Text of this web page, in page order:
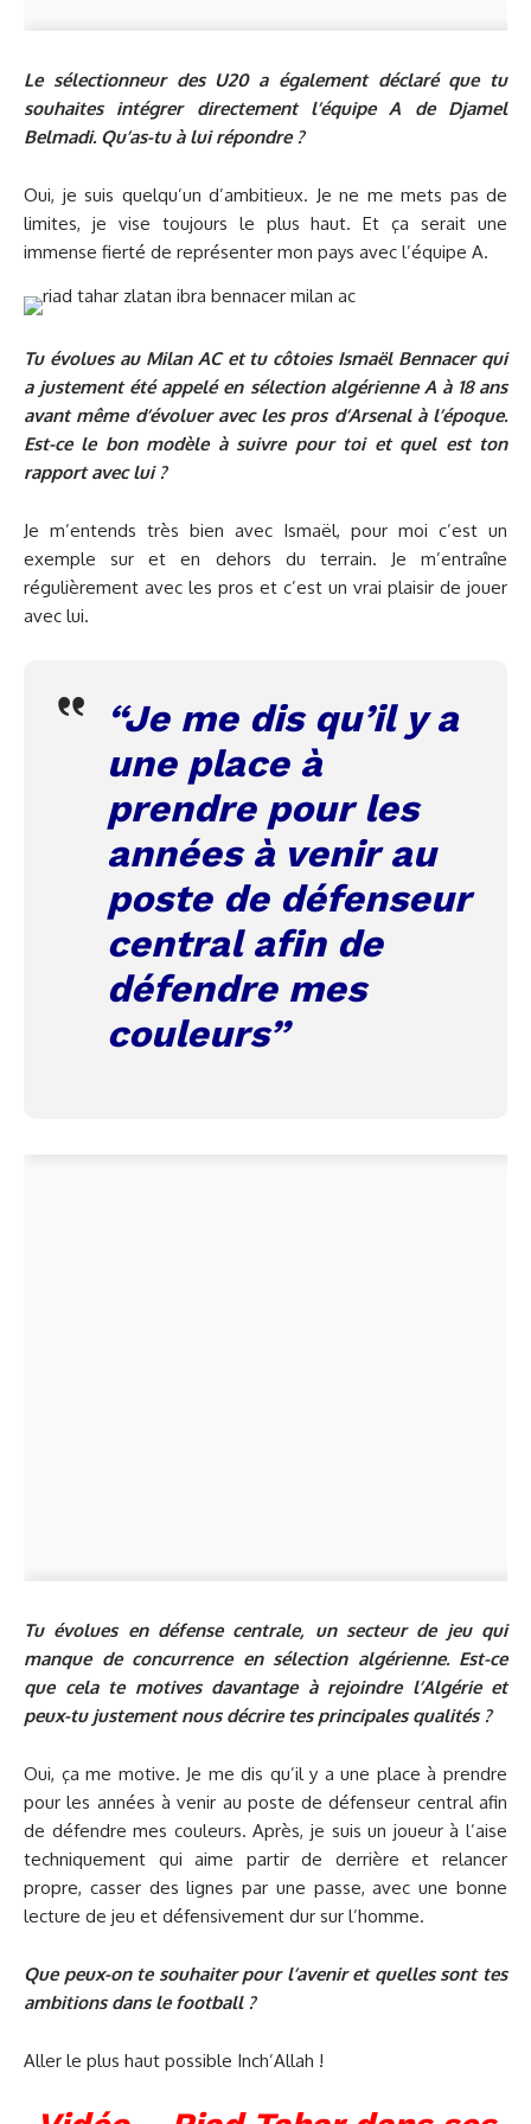
Le sélectionneur des U20 a également déclaré que tu
souhaites intégrer directement l’équipe A de Djamel
Belmadi. Qu’as-tu à lui répondre ?
Oui, je suis quelqu’un d’ambitieux. Je ne me mets pas de
limites, je vise toujours le plus haut. Et ça serait une
immense fierté de représenter mon pays avec l’équipe A.
Tu évolues au Milan AC et tu côtoies Ismaël Bennacer qui
a justement été appelé en sélection algérienne A à 18 ans
avant même d’évoluer avec les pros d’Arsenal à l’époque.
Est-ce le bon modèle à suivre pour toi et quel est ton
rapport avec lui ?
Je m’entends très bien avec Ismaël, pour moi c’est un
exemple sur et en dehors du terrain. Je m’entraîne
régulièrement avec les pros et c’est un vrai plaisir de jouer
avec lui.
“Je me dis qu’il y a
une place à
prendre pour les
années à venir au
poste de défenseur
central afin de
défendre mes
couleurs”
Tu évolues en défense centrale, un secteur de jeu qui
manque de concurrence en sélection algérienne. Est-ce
que cela te motives davantage à rejoindre l’Algérie et
peux-tu justement nous décrire tes principales qualités ?
Oui, ça me motive. Je me dis qu’il y a une place à prendre
pour les années à venir au poste de défenseur central afin
de défendre mes couleurs. Après, je suis un joueur à l’aise
techniquement qui aime partir de derrière et relancer
propre, casser des lignes par une passe, avec une bonne
lecture de jeu et défensivement dur sur l’homme.
Que peux-on te souhaiter pour l’avenir et quelles sont tes
ambitions dans le football ?
Aller le plus haut possible Inch’Allah !